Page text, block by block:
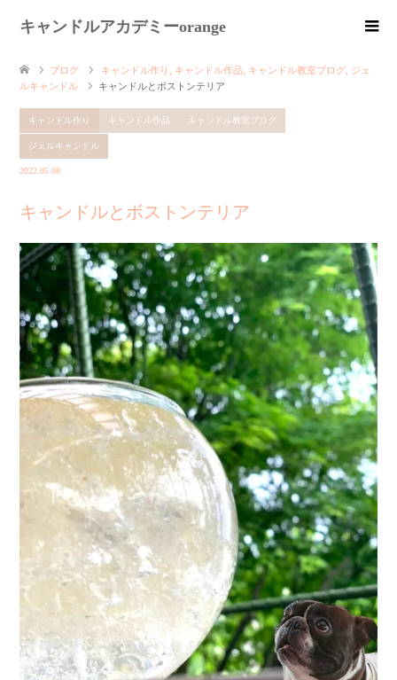
キャンドルアカデミーorange
ブログ キャンドル作り キャンドル作品 キャンドル教室ブログ ジェ
ルキャンドル
キャンドルとボストンテリア
キャンドル作り キャンドル作品 キャンドル教室ブログ
ジェルキャンドル
2022.05.08
キャンドルとボストンテリア